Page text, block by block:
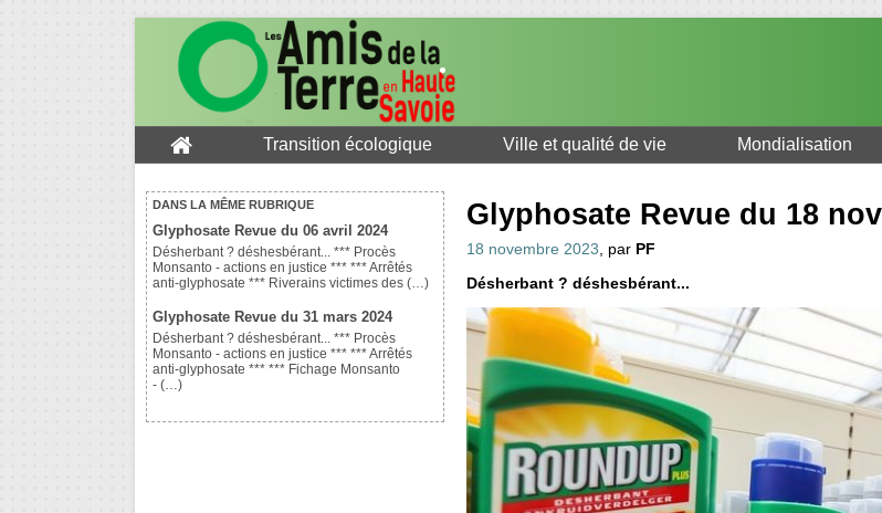
Transition écologique Ville et qualité de vie Mondialisation
DANS LA MÊME RUBRIQUE
Glyphosate Revue du 06 avril 2024
Désherbant ? déshesbérant... *** Procès
Monsanto - actions en justice *** *** Arrêtés
anti-glyphosate *** Riverains victimes des (…)
Glyphosate Revue du 31 mars 2024
Désherbant ? déshesbérant... *** Procès
Monsanto - actions en justice *** *** Arrêtés
anti-glyphosate *** *** Fichage Monsanto
- (…)
Glyphosate Revue du 18
18 novembre 2023, par PF
Désherbant ? déshesbérant...